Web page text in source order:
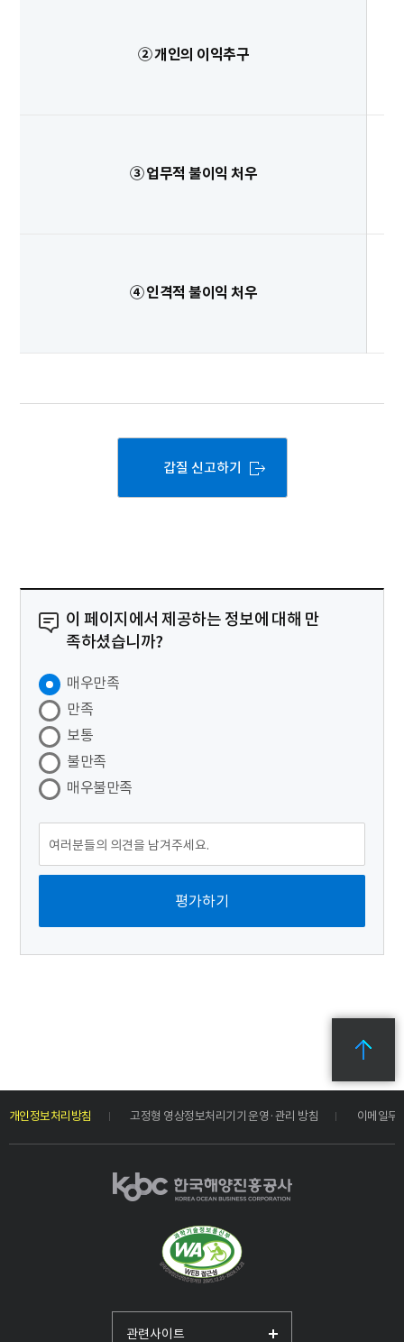
② 개인의 이익추구
③ 업무적 불이익 처우
④ 인격적 불이익 처우
갑질 신고하기
이 페이지에서 제공하는 정보에 대해 만
족하셨습니까?
매우만족
만족
보통
불만족
매우불만족
개인정보처리방침 고정형 영상정보처리기기 운영·관리 방침 이메일무
관련사이트